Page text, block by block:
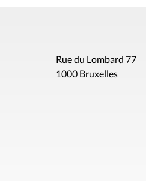
Rue du Lombard 77
1000 Bruxelles